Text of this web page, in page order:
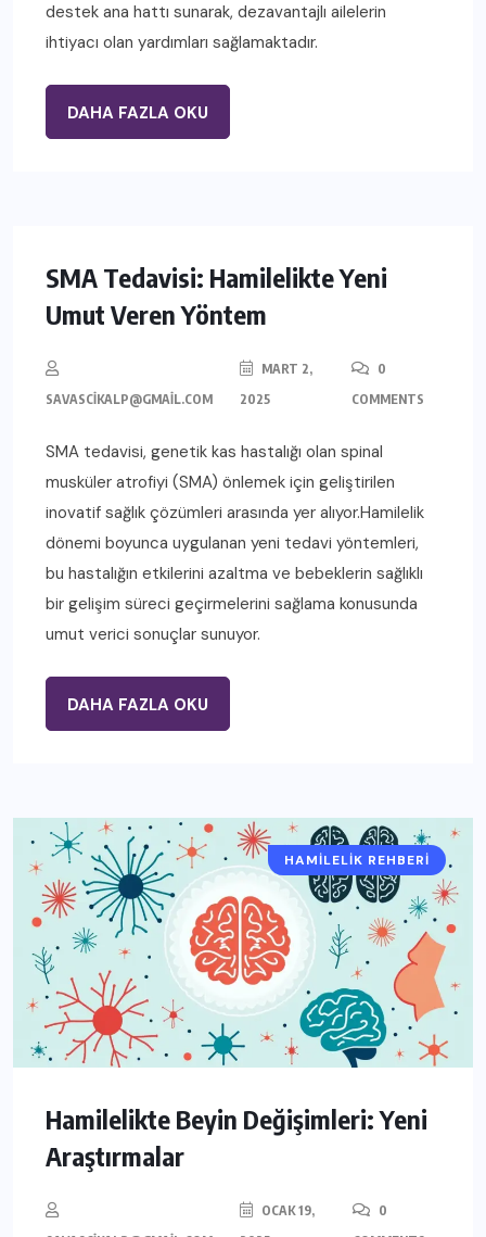
destek ana hattı sunarak, dezavantajlı ailelerin
ihtiyacı olan yardımları sağlamaktadır.
DAHA FAZLA OKU
SMA Tedavisi: Hamilelikte Yeni
Umut Veren Yöntem
SAVASCIKALP@GMAIL.COM
MART 2,
2025
0
COMMENTS
SMA tedavisi, genetik kas hastalığı olan spinal
musküler atrofiyi (SMA) önlemek için geliştirilen
inovatif sağlık çözümleri arasında yer alıyor.Hamilelik
dönemi boyunca uygulanan yeni tedavi yöntemleri,
bu hastalığın etkilerini azaltma ve bebeklerin sağlıklı
bir gelişim süreci geçirmelerini sağlama konusunda
umut verici sonuçlar sunuyor.
DAHA FAZLA OKU
HAMILELIK REHBERI
Hamilelikte Beyin Değişimleri: Yeni
Araştırmalar
OCAK 19,
0